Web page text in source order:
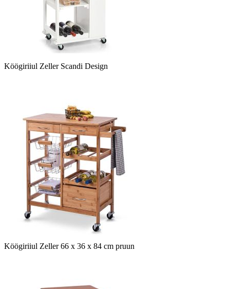
Köögiriiul Zeller Scandi Design
Köögiriiul Zeller 66 x 36 x 84 cm pruun